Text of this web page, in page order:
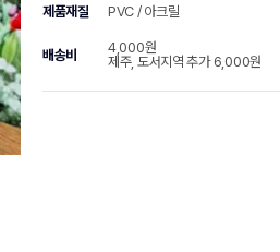
제품재질 PVC / 아크릴
배송비
4,000원
제주, 도서지역 추가 6,000원